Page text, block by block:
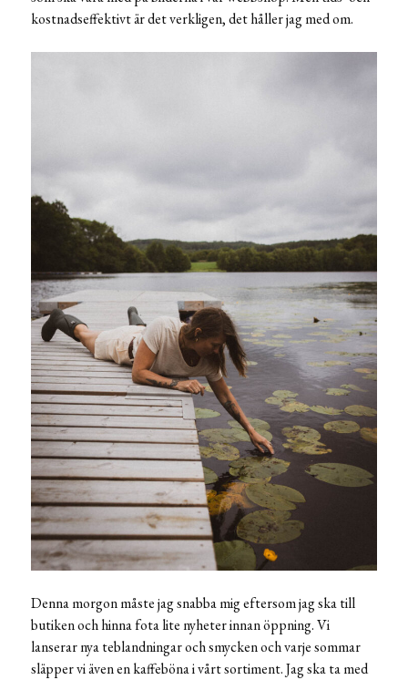
kostnadseffektivt är det verkligen, det håller jag med om.
Denna morgon måste jag snabba mig eftersom jag ska till
butiken och hinna fota lite nyheter innan öppning. Vi
lanserar nya teblandningar och smycken och varje sommar
släpper vi även en kaffeböna i vårt sortiment. Jag ska ta med